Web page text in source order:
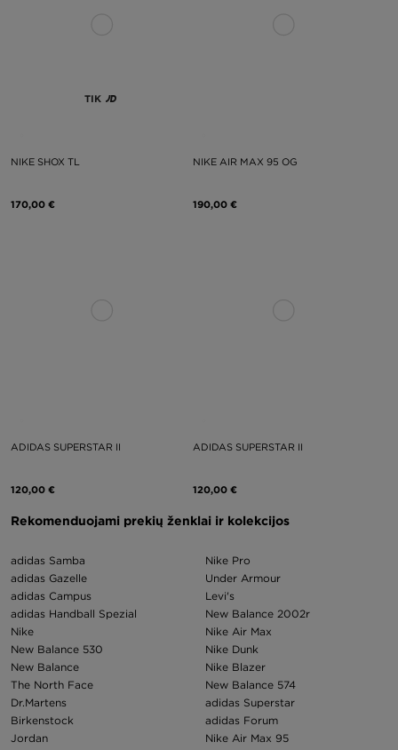
TIK
NIKE SHOX TL
170,00 €
NIKE AIR MAX 95 OG
190,00 €
ADIDAS SUPERSTAR II
120,00 €
ADIDAS SUPERSTAR II
120,00 €
Rekomenduojami prekių ženklai ir kolekcijos
adidas Samba
adidas Gazelle
adidas Campus
adidas Handball Spezial
Nike
New Balance 530
New Balance
The North Face
Dr.Martens
Birkenstock
Jordan
Nike Pro
Under Armour
Levi's
New Balance 2002r
Nike Air Max
Nike Dunk
Nike Blazer
New Balance 574
adidas Superstar
adidas Forum
Nike Air Max 95